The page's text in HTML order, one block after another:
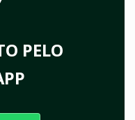
PELO